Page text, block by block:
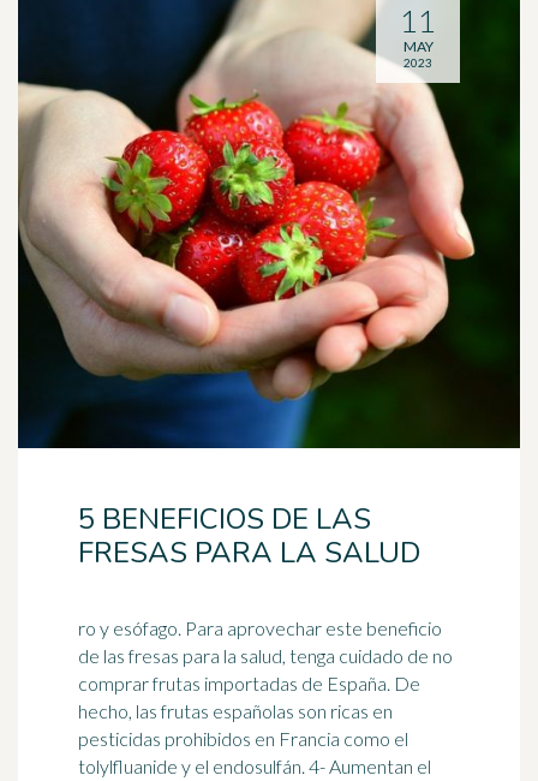
5 BENEFICIOS DE LAS
FRESAS PARA LA SALUD
ro y esófago. Para aprovechar este beneficio
de las fresas para la salud, tenga cuidado de no
comprar frutas importadas de España. De
hecho, las frutas españolas son ricas en
pesticidas prohibidos en Francia como el
tolylfluanide y el endosulfán. 4- Aumentan el
11
MAY
2023